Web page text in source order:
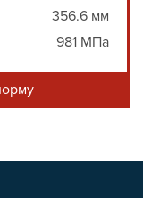
356.6 мм
981 МПа